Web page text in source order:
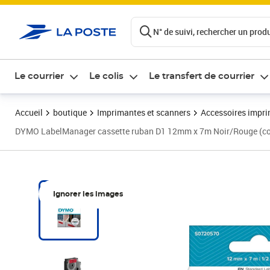
N° de suivi, rechercher un
Le courrier Le colis Le transfert de courrier
Accueil boutique Imprimantes et scanners
Accessoires
DYMO LabelManager cassette ruban D1 12mm x 7m Noir/Rouge
Ignorer les images